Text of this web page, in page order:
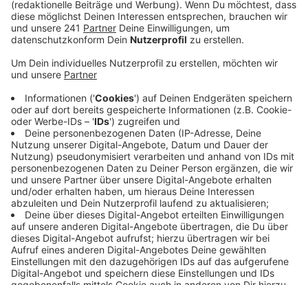
auf Hochtouren.
Veröffentlicht:Mittwoch, 19.03.2025 10:22
Anzeige
In diesem Jahr kommen einige Änderungen auf
Organisatoren und Helfer zu, denn die Strecke des
Radrennens soll anders als die letzten Jahre verlaufen.
Der Bergisch Gladbacher Ortsteil Schildgen wird nicht
mehr durchfahren. Stattdessen geht die Strecke in
diesem Jahr durch Bergisch Gladbach-Hand. Dann
verläuft das Radrennen entlang der B506 bis nach
Romaney. Das beliebte Elite-Rennen läuft außerdem
über Overath-Immekeppel, weiter über die schon
bekannte Strecke durch Herkenrath, Spitze,